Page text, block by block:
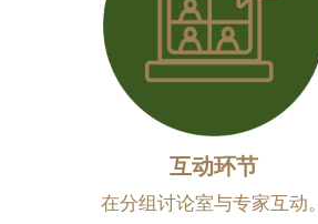
互动环节
在分组讨论室与专家互动。